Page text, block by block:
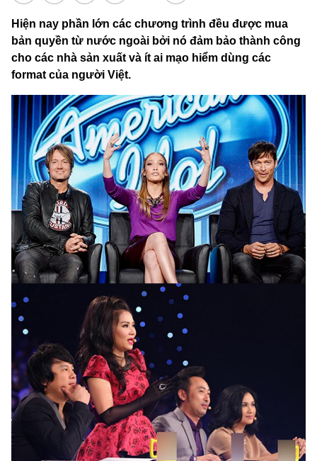
Hiện nay phần lớn các chương trình đều được mua
bản quyền từ nước ngoài bởi nó đảm bảo thành công
cho các nhà sản xuất và ít ai mạo hiểm dùng các
format của người Việt.